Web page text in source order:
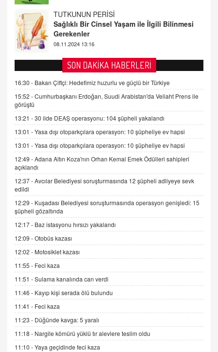
FARUK ÖNALAN
Tezkere Onaylanmasaydı…
2 Kasım 2021 Salı 00:11
AV. DOĞAN CAN DOĞAN
Kişisel verilerin korunması ve dijital hukukun
gelişimi
15.09.2025 16:17
SEHER EREK
Kış Ayları Geldi, Hangi Önlemler Alınmalı?
9.12.2025 10:11
İNCİ GÜL AKÖL
06.07.2026 13:00
ADEM AKÖL
Esed Destekçilerinin Yüzüne Vurulan Şamar:
Sednaya
11.12.2024 12:30
DR. EKREM ASLAN
Gerçek Ne, Algı Ne? "Beraber Yürüyoruz"
Cümlesinin Peşinden
19.07.2025 12:45
GÖNÜL MENEKŞE
Şifacının Yolu
04.11.2025 12:56
SON DAKİKA HABERLERİ
16:30 - Bakan Çiftçi: Hedefimiz huzurlu ve güçlü bir Türkiye
15:52 -Cumhurbaşkanı Erdoğan, Suudi Arabistan'da Veliaht Prens ile
görüştü
13:21 -30 ilde DEAŞ operasyonu: 104 şüpheli yakalandı
13:01 -Yasa dışı otoparkçılara operasyon: 10 şüpheliye ev hapsi
13:01 -Yasa dışı otoparkçılara operasyon: 10 şüpheliye ev hapsi
12:49 -Adana Altın Koza'nın Orhan Kemal Emek Ödülleri sahipleri
açıklandı
12:37 -Avcılar Belediyesi soruşturmasında 12 şüpheli adliyeye sevk
edildi
12:29 - Kuşadası Belediyesi soruşturmasında operasyon genişledi: 15
şüpheli gözaltında
12:17 - Baz istasyonu hırsızı yakalandı
12:09 -Otobüs kazası
12:02 - Motosiklet kazası
11:55 - Feci kaza
11:51 -Sulama kanalında can verdi
11:46 - Kayıp kişi serada ölü bulundu
11:41 - Feci kaza
11:23 - Düğünde kavga: 5 yaralı
11:18 - Nargile kömürü yüklü tır alevlere teslim oldu
11:10 -Yaya geçidinde feci kaza